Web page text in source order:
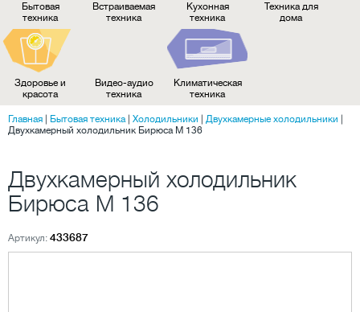
Бытовая
техника
Встраиваемая
техника
Кухонная
техника
Техника для
дома
Здоровье и
красота
Видео-аудио
техника
Климатическая
техника
Главная Бытовая техника| Холодильники Двухкамерные холодильники
Двухкамерный холодильник Бирюса M 136
Двухкамерный холодильник
Бирюса M 136
Артикул: 433687